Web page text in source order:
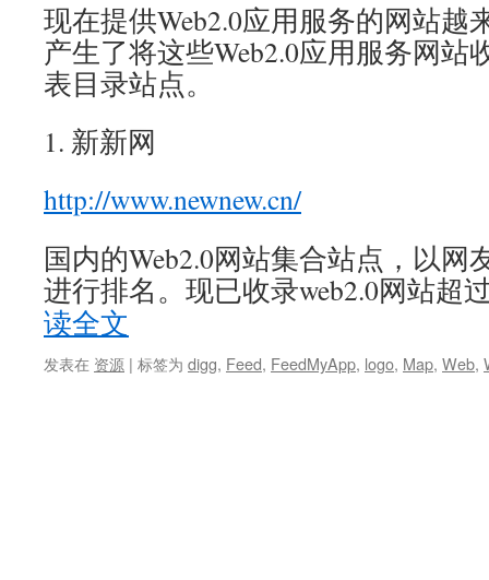
现在提供Web2.0应用服务的网站越
产生了将这些Web2.0应用服务网站
表目录站点。
1. 新新网
http://www.newnew.cn/
国内的Web2.0网站集合站点，以网
进行排名。现已收录web2.0网站
读全文
发表在 资源 | 标签为 digg, Feed, FeedMyApp, logo, Map, Web,